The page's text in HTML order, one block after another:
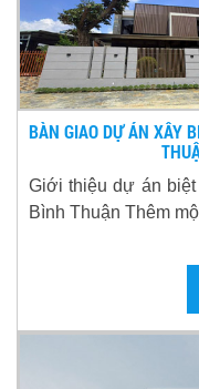
BÀN GIAO DỰ ÁN XÂY
Giới thiệu dự án biệt
Bình Thuận Thêm